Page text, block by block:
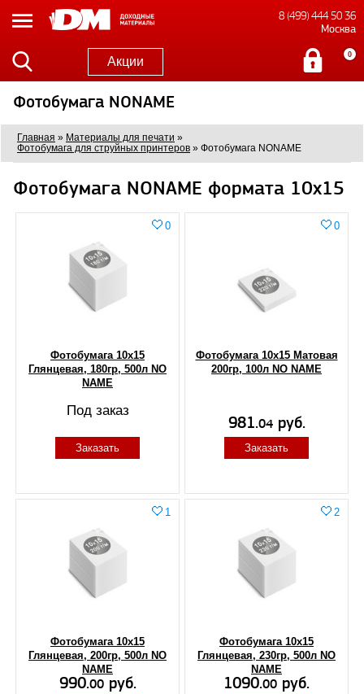
8 (499) 444 50 36
Москва
Акции 0
Фотобумага NONAME
Главная » Материалы для печати »
Фотобумага для струйных принтеров » Фотобумага NONAME
Фотобумага NONAME формата 10x15
Фотобумага 10х15
Глянцевая, 180гр, 500л NO
NAME
0
Под заказ
Заказать
Фотобумага 10х15 Матовая
200гр, 100л NO NAME
0
981.04руб.
Заказать
Фотобумага 10х15
Глянцевая, 200гр, 500л NO
NAME
1
990.00руб.
Фотобумага 10х15
Глянцевая, 230гр, 500л NO
NAME
2
1090.00 руб.